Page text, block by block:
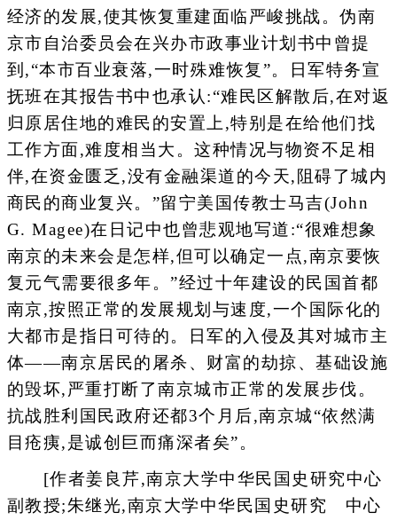
经济的发展,使其恢复重建面临严峻挑战。伪南
京市自治委员会在兴办市政事业计划书中曾提
到,“本市百业衰落,一时殊难恢复”。日军特务宣
抚班在其报告书中也承认:“难民区解散后,在对返
归原居住地的难民的安置上,特别是在给他们找
工作方面,难度相当大。这种情况与物资不足相
伴,在资金匮乏,没有金融渠道的今天,阻碍了城内
商民的商业复兴。”留宁美国传教士马吉(John
G. Magee)在日记中也曾悲观地写道:“很难想象
南京的未来会是怎样,但可以确定一点,南京要恢
复元气需要很多年。”经过十年建设的民国首都
南京,按照正常的发展规划与速度,一个国际化的
大都市是指日可待的。日军的入侵及其对城市主
体——南京居民的屠杀、财富的劫掠、基础设施
的毁坏,严重打断了南京城市正常的发展步伐。
抗战胜利国民政府还都3个月后,南京城“依然满
目疮痍,是诚创巨而痛深者矣”。
[作者姜良芹,南京大学中华民国史研究中心
副教授;朱继光,南京大学中华民国史研究 中心